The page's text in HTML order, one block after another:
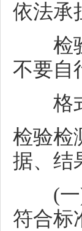
依法承
检验
不要自
格式
检验检
据、结
(
符合标